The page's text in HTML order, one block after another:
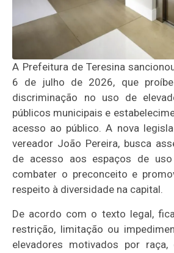
A Prefeitura de Teresina
6 de julho de 2026, que
discriminação no uso de
públicos municipais e
acesso ao público. A nova
vereador João Pereira, busca
de acesso aos espaços de
combater o preconceito e
respeito à diversidade na capital.
De acordo com o texto legal,
restrição, limitação ou
elevadores motivados por raça,